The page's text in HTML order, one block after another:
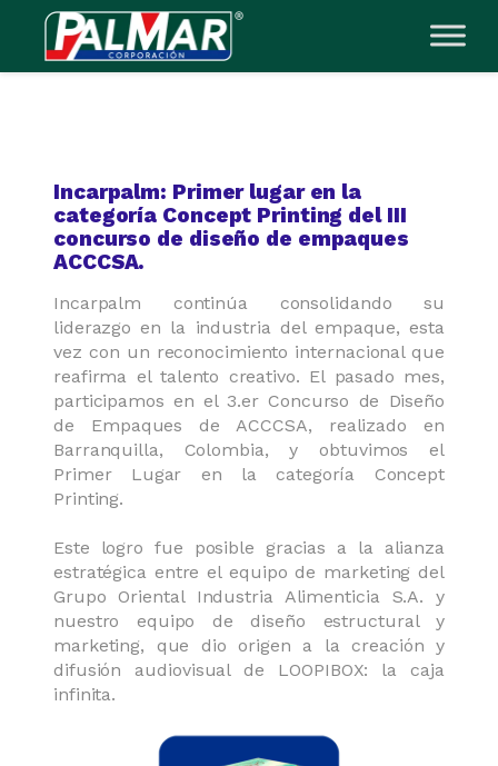
Incarpalm: Primer lugar en la
categoría Concept Printing del III
concurso de diseño de empaques
ACCCSA.
Incarpalm continúa consolidando su
liderazgo en la industria del empaque, esta
vez con un reconocimiento internacional que
reafirma el talento creativo. El pasado mes,
participamos en el 3.er Concurso de Diseño
de Empaques de ACCCSA, realizado en
Barranquilla, Colombia, y obtuvimos el
Primer Lugar en la categoría Concept
Printing.
Este logro fue posible gracias a la alianza
estratégica entre el equipo de marketing del
Grupo Oriental Industria Alimenticia S.A. y
nuestro equipo de diseño estructural y
marketing, que dio origen a la creación y
difusión audiovisual de LOOPIBOX: la caja
infinita.